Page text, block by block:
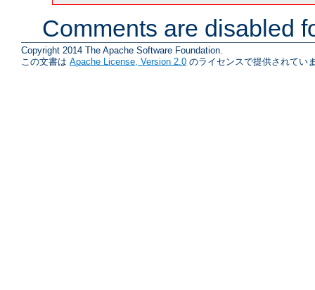
Comments are disabled
Copyright 2014 The Apache Software Foundation.
この文書は Apache License, Version 2.0 のライセンスで提供されてい